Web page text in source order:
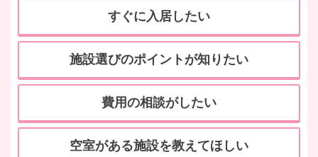
すぐに入居したい
施設選びのポイントが知りたい
費用の相談がしたい
空室がある施設を教えてほしい